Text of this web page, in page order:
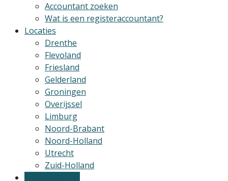
Accountant zoeken
Wat is een registeraccountant?
Locaties
Drenthe
Flevoland
Friesland
Gelderland
Groningen
Overijssel
Limburg
Noord-Brabant
Noord-Holland
Utrecht
Zuid-Holland